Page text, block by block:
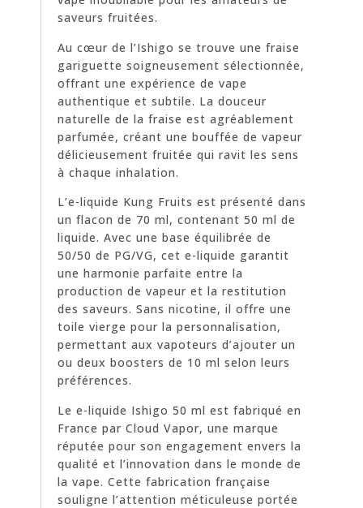
saveurs fruitées.
Au cœur de l’Ishigo se trouve une fraise
gariguette soigneusement sélectionnée,
offrant une expérience de vape
authentique et subtile. La douceur
naturelle de la fraise est agréablement
parfumée, créant une bouffée de vapeur
délicieusement fruitée qui ravit les sens
à chaque inhalation.
L’e-liquide Kung Fruits est présenté dans
un flacon de 70 ml, contenant 50 ml de
liquide. Avec une base équilibrée de
50/50 de PG/VG, cet e-liquide garantit
une harmonie parfaite entre la
production de vapeur et la restitution
des saveurs. Sans nicotine, il offre une
toile vierge pour la personnalisation,
permettant aux vapoteurs d’ajouter un
ou deux boosters de 10 ml selon leurs
préférences.
Le e-liquide Ishigo 50 ml est fabriqué en
France par Cloud Vapor, une marque
réputée pour son engagement envers la
qualité et l’innovation dans le monde de
la vape. Cette fabrication française
souligne l’attention méticuleuse portée